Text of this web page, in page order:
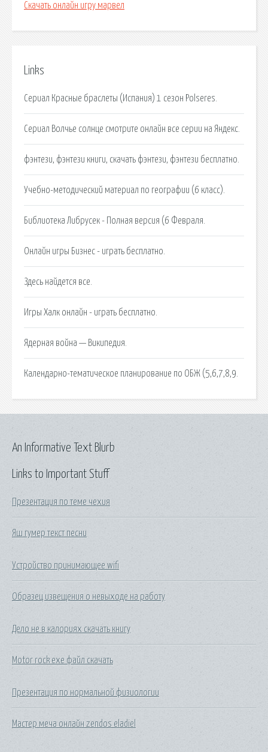
Скачать онлайн игру марвел
Links
Сериал Красные браслеты (Испания) 1 сезон Polseres.
Сериал Волчье солнце смотрите онлайн все серии на Яндекс.
фэнтези, фэнтези книги, скачать фэнтези, фэнтези бесплатно.
Учебно-методический материал по географии (6 класс).
Библиотека Либрусек - Полная версия (6 Февраля.
Онлайн игры Бизнес - играть бесплатно.
Здесь найдется все.
Игры Халк онлайн - играть бесплатно.
Ядерная война — Википедия.
Календарно-тематическое планирование по ОБЖ (5,6,7,8,9.
Links to Important Stuff
Презентация по теме чехия
Яш гумер текст песни
Устройство принимающее wifi
Образец извещения о невыходе на работу
Дело не в калориях скачать книгу
Motor rock exe файл скачать
Презентация по нормальной физиологии
Мастер меча онлайн zendos eladiel
An Informative Text Blurb